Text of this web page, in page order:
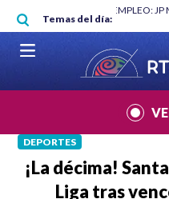
Pasar al contenido principal
Temas del día:
"HABLAR NO ES UN
DEPORTES
¡La décima!
Liga tras